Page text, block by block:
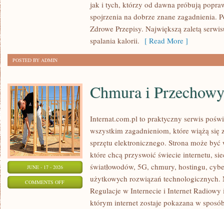
jak i tych, którzy od dawna próbują
spojrzenia na dobrze znane zagadnienia.
Zdrowe Przepisy. Największą zaletą
spalania kalorii. [ Read More ]
POSTED BY ADMIN
JUNE - 17 - 2026
COMMENTS OFFON
Chmura i
Internat.com.pl to praktyczny serwis
wszystkim zagadnieniom, które wiążą się
sprzętu elektronicznego. Strona może
które chcą przyswoić świecie internetu,
światłowodów, 5G, chmury, hostingu,
użytkowych rozwiązań technologicznych.
Regulacje w Internecie i Internet
którym internet zostaje pokazana w